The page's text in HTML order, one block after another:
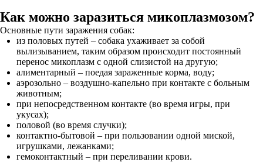
Как можно заразиться микоплазмозом?
Основные пути заражения собак:
из половых путей – собака ухаживает за собой
вылизыванием, таким образом происходит постоянный
перенос микоплазм с одной слизистой на другую;
алиментарный – поедая зараженные корма, воду;
аэрозольно – воздушно-капельно при контакте с больным
животным;
при непосредственном контакте (во время игры, при
укусах);
половой (во время случки);
контактно-бытовой – при пользовании одной миской,
игрушками, лежанками;
гемоконтактный – при переливании крови.